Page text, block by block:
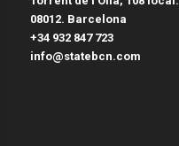
08012. Barcelona
+34 932 847 723
info@statebcn.com